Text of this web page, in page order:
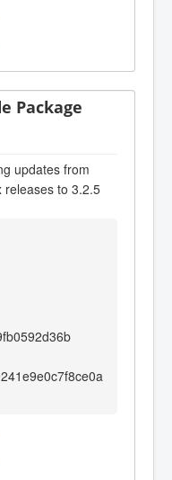
Package
updates from
releases to 3.2.5